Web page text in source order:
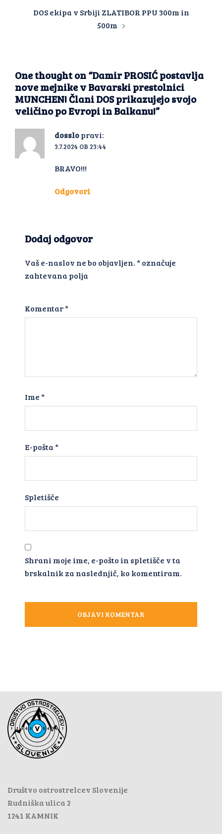
DOS ekipa v Srbiji ZLATIBOR PPU 300m in
500m
One thought on “Damir PROSIĆ postavlja
nove mejnike v Bavarski prestolnici
MUNCHEN! Člani DOS prikazujejo svojo
veličino po Evropi in Balkanu!”
dosslopravi:
3.7.2024 OB 23:44
BRAVO!!!
Odgovori
Dodaj odgovor
Vaš e-naslov ne bo objavljen.*označuje
zahtevana polja
Komentar*
Ime*
E-pošta*
Spletišče
Shrani moje ime, e-pošto in spletišče v ta
brskalnik za naslednjič, ko komentiram.
Društvo ostrostrelcev Slovenije
Rudniška ulica 2
1241 KAMNIK